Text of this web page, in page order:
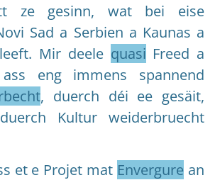
ze gesinn, wat bei eise
Sad a Serbien a Kaunas a
Mir deele quasi Freed a
eng immens spannend
, duerch déi ee gesäit,
Kultur weiderbruecht
et e Projet mat Envergure an